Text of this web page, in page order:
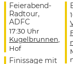
Feierabend-
Radtour,
ADFC
17:30 Uhr
Kugelbrunnen
Hof
Finissage mit